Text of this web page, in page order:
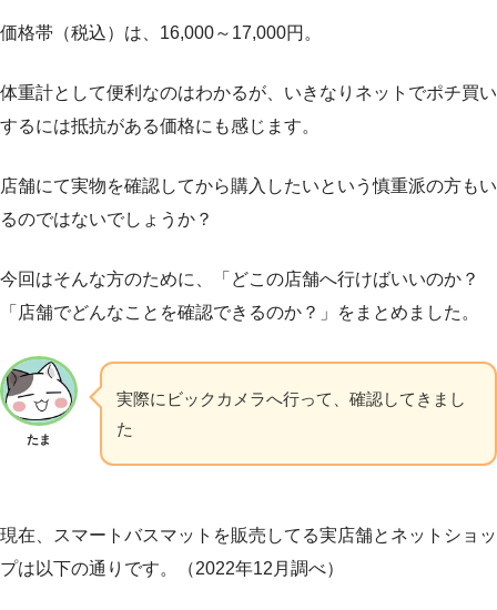
価格帯（税込）は、16,000～17,000円。
体重計として便利なのはわかるが、いきなりネットでポチ買い
するには抵抗がある価格にも感じます。
店舗にて実物を確認してから購入したいという慎重派の方もい
るのではないでしょうか？
今回はそんな方のために、「どこの店舗へ行けばいいのか？
「店舗でどんなことを確認できるのか？」をまとめました。
たま
実際にビックカメラへ行って、確認してきまし
た
現在、スマートバスマットを販売してる実店舗とネットショッ
プは以下の通りです。（2022年12月調べ）